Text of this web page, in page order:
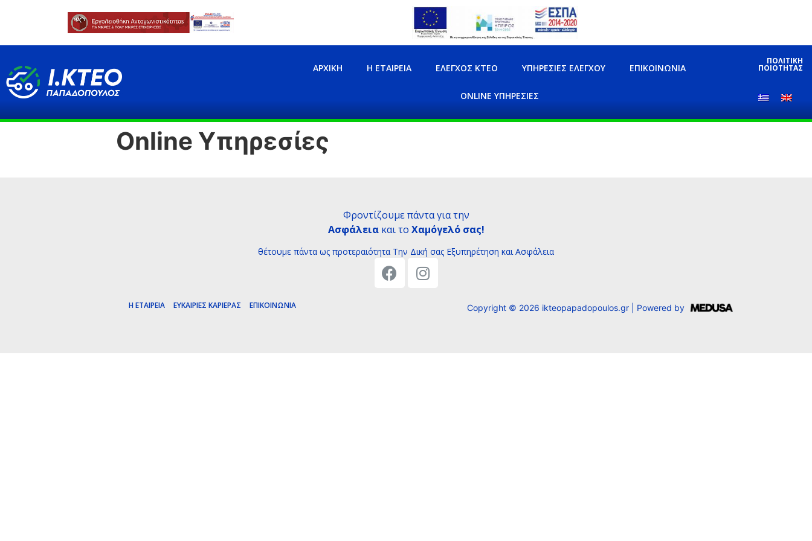
ΑΡΧΙΚΉ Η ΕΤΑΙΡΕΊΑ ΈΛΕΓΧΟΣ ΚΤΕΟ ΥΠΗΡΕΣΊΕΣ ΕΛΈΓΧΟΥ ΕΠΙΚΟΙΝΩΝΊΑ
ONLINE ΥΠΗΡΕΣΊΕΣ
ΠΟΛΙΤΙΚΗ
ΠΟΙΟΤΗΤΑΣ
Online Υπηρεσίες
Φροντίζουμε πάντα για την
Ασφάλειακαι το Χαμόγελό σας!
θέτουμε πάντα ως προτεραιότητα Tην Δική σας Εξυπηρέτηση και Ασφάλεια
Η ΕΤΑΙΡΕΊΑ ΕΥΚΑΙΡΊΕΣ ΚΑΡΙΈΡΑΣ ΕΠΙΚΟΙΝΩΝΊΑ Copyright © 2026 ikteopapadopoulos.gr | Powered by